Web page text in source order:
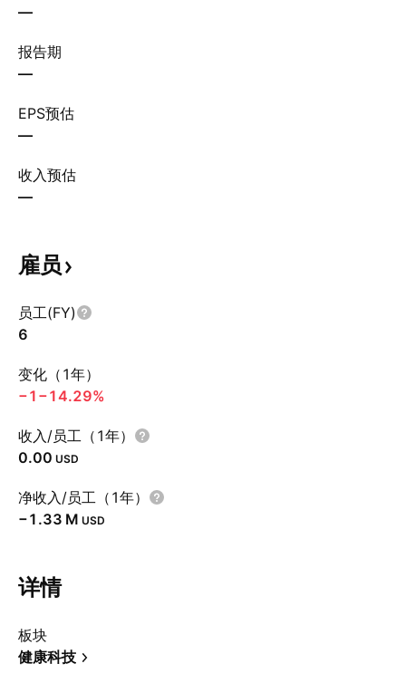
—
报告期
—
EPS预估
—
收入预估
—
雇员
员工(FY)
6
变化（1年）
−1 −14.29%
收入/员工（1年）
0.00 USD
净收入/员工（1年）
‪−1.33 M‬ USD
详情
板块
健康科技